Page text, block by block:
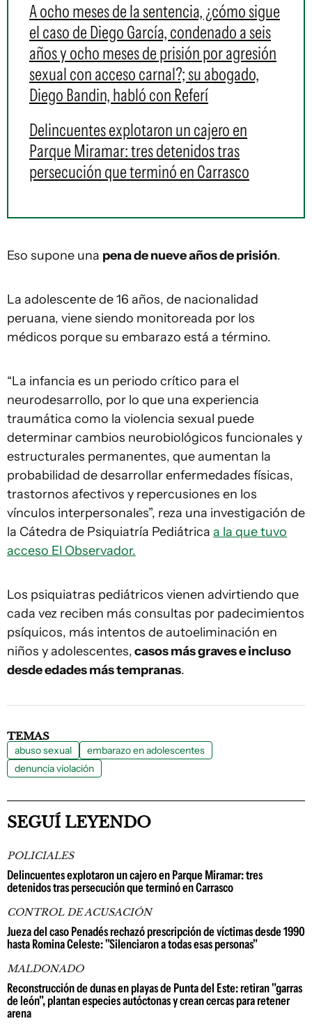
A ocho meses de la sentencia, ¿cómo sigue
el caso de Diego García, condenado a seis
años y ocho meses de prisión por agresión
sexual con acceso carnal?; su abogado,
Diego Bandin, habló con Referí
Delincuentes explotaron un cajero en
Parque Miramar: tres detenidos tras
persecución que terminó en Carrasco
Eso supone una pena de nueve años de prisión.
La adolescente de 16 años, de nacionalidad
peruana, viene siendo monitoreada por los
médicos porque su embarazo está a término.
“La infancia es un periodo crítico para el
neurodesarrollo, por lo que una experiencia
traumática como la violencia sexual puede
determinar cambios neurobiológicos funcionales y
estructurales permanentes, que aumentan la
probabilidad de desarrollar enfermedades físicas,
trastornos afectivos y repercusiones en los
vínculos interpersonales”, reza una investigación de
la Cátedra de Psiquiatría Pediátrica a la que tuvo
acceso El Observador.
Los psiquiatras pediátricos vienen advirtiendo que
cada vez reciben más consultas por padecimientos
psíquicos, más intentos de autoeliminación en
niños y adolescentes,casos más graves e incluso
desde edades más tempranas.
TEMAS
abuso sexual
embarazo en adolescentes
denuncia violación
SEGUÍ LEYENDO
POLICIALES
Delincuentes explotaron un cajero en Parque Miramar: tres
detenidos tras persecución que terminó en Carrasco
CONTROL DE ACUSACIÓN
Jueza del caso Penadés rechazó prescripción de víctimas desde 1990
hasta Romina Celeste: "Silenciaron a todas esas personas"
MALDONADO
Reconstrucción de dunas en playas de Punta del Este: retiran "garras
de león", plantan especies autóctonas y crean cercas para retener
arena